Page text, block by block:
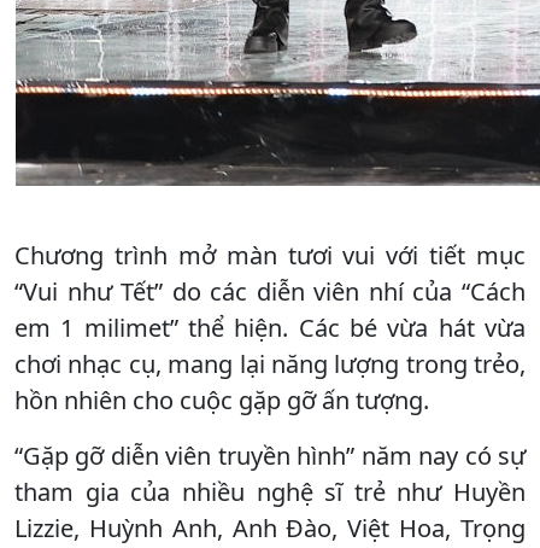
Chương trình mở màn tươi vui với tiết mục
“Vui như Tết” do các diễn viên nhí của “Cách
em 1 milimet” thể hiện. Các bé vừa hát vừa
chơi nhạc cụ, mang lại năng lượng trong trẻo,
hồn nhiên cho cuộc gặp gỡ ấn tượng.
“Gặp gỡ diễn viên truyền hình” năm nay có sự
tham gia của nhiều nghệ sĩ trẻ như Huyền
Lizzie, Huỳnh Anh, Anh Đào, Việt Hoa, Trọng